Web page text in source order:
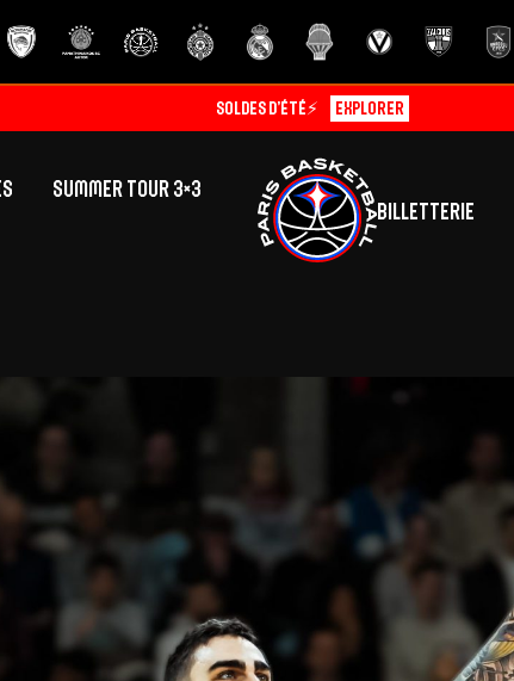
ABO EARLY BIRD 26/27🔥 Découvrir
SUMMER TOUR 3×3
Billetterie
Camps